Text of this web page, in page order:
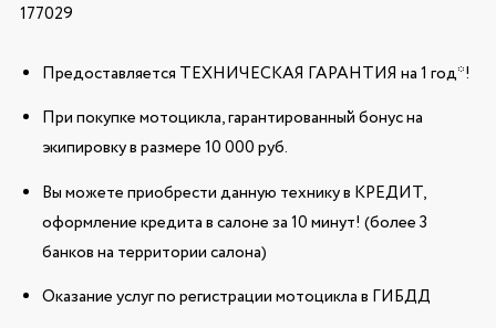
177029
Предоставляется ТЕХНИЧЕСКАЯ ГАРАНТИЯ на 1 год*!
При покупке мотоцикла, гарантированный бонус на
экипировку в размере 10 000 руб.
Вы можете приобрести данную технику в КРЕДИТ,
оформление кредита в салоне за 10 минут! (более 3
банков на территории салона)
Оказание услуг по регистрации мотоцикла в ГИБДД